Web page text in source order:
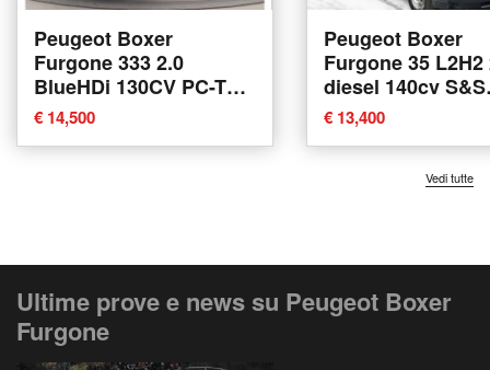
Peugeot Boxer
Furgone 333 2.0
BlueHDi 130CV PC-TM
Furgone del 2020 usata
a Catania
€ 14,500
Peugeot Boxer
Furgone 35 L2H2
diesel 140cv S&S
semivetrato del
usata a Bologna
€ 13,400
Vedi tutte
Ultime prove e news su Peugeot Boxer
Furgone